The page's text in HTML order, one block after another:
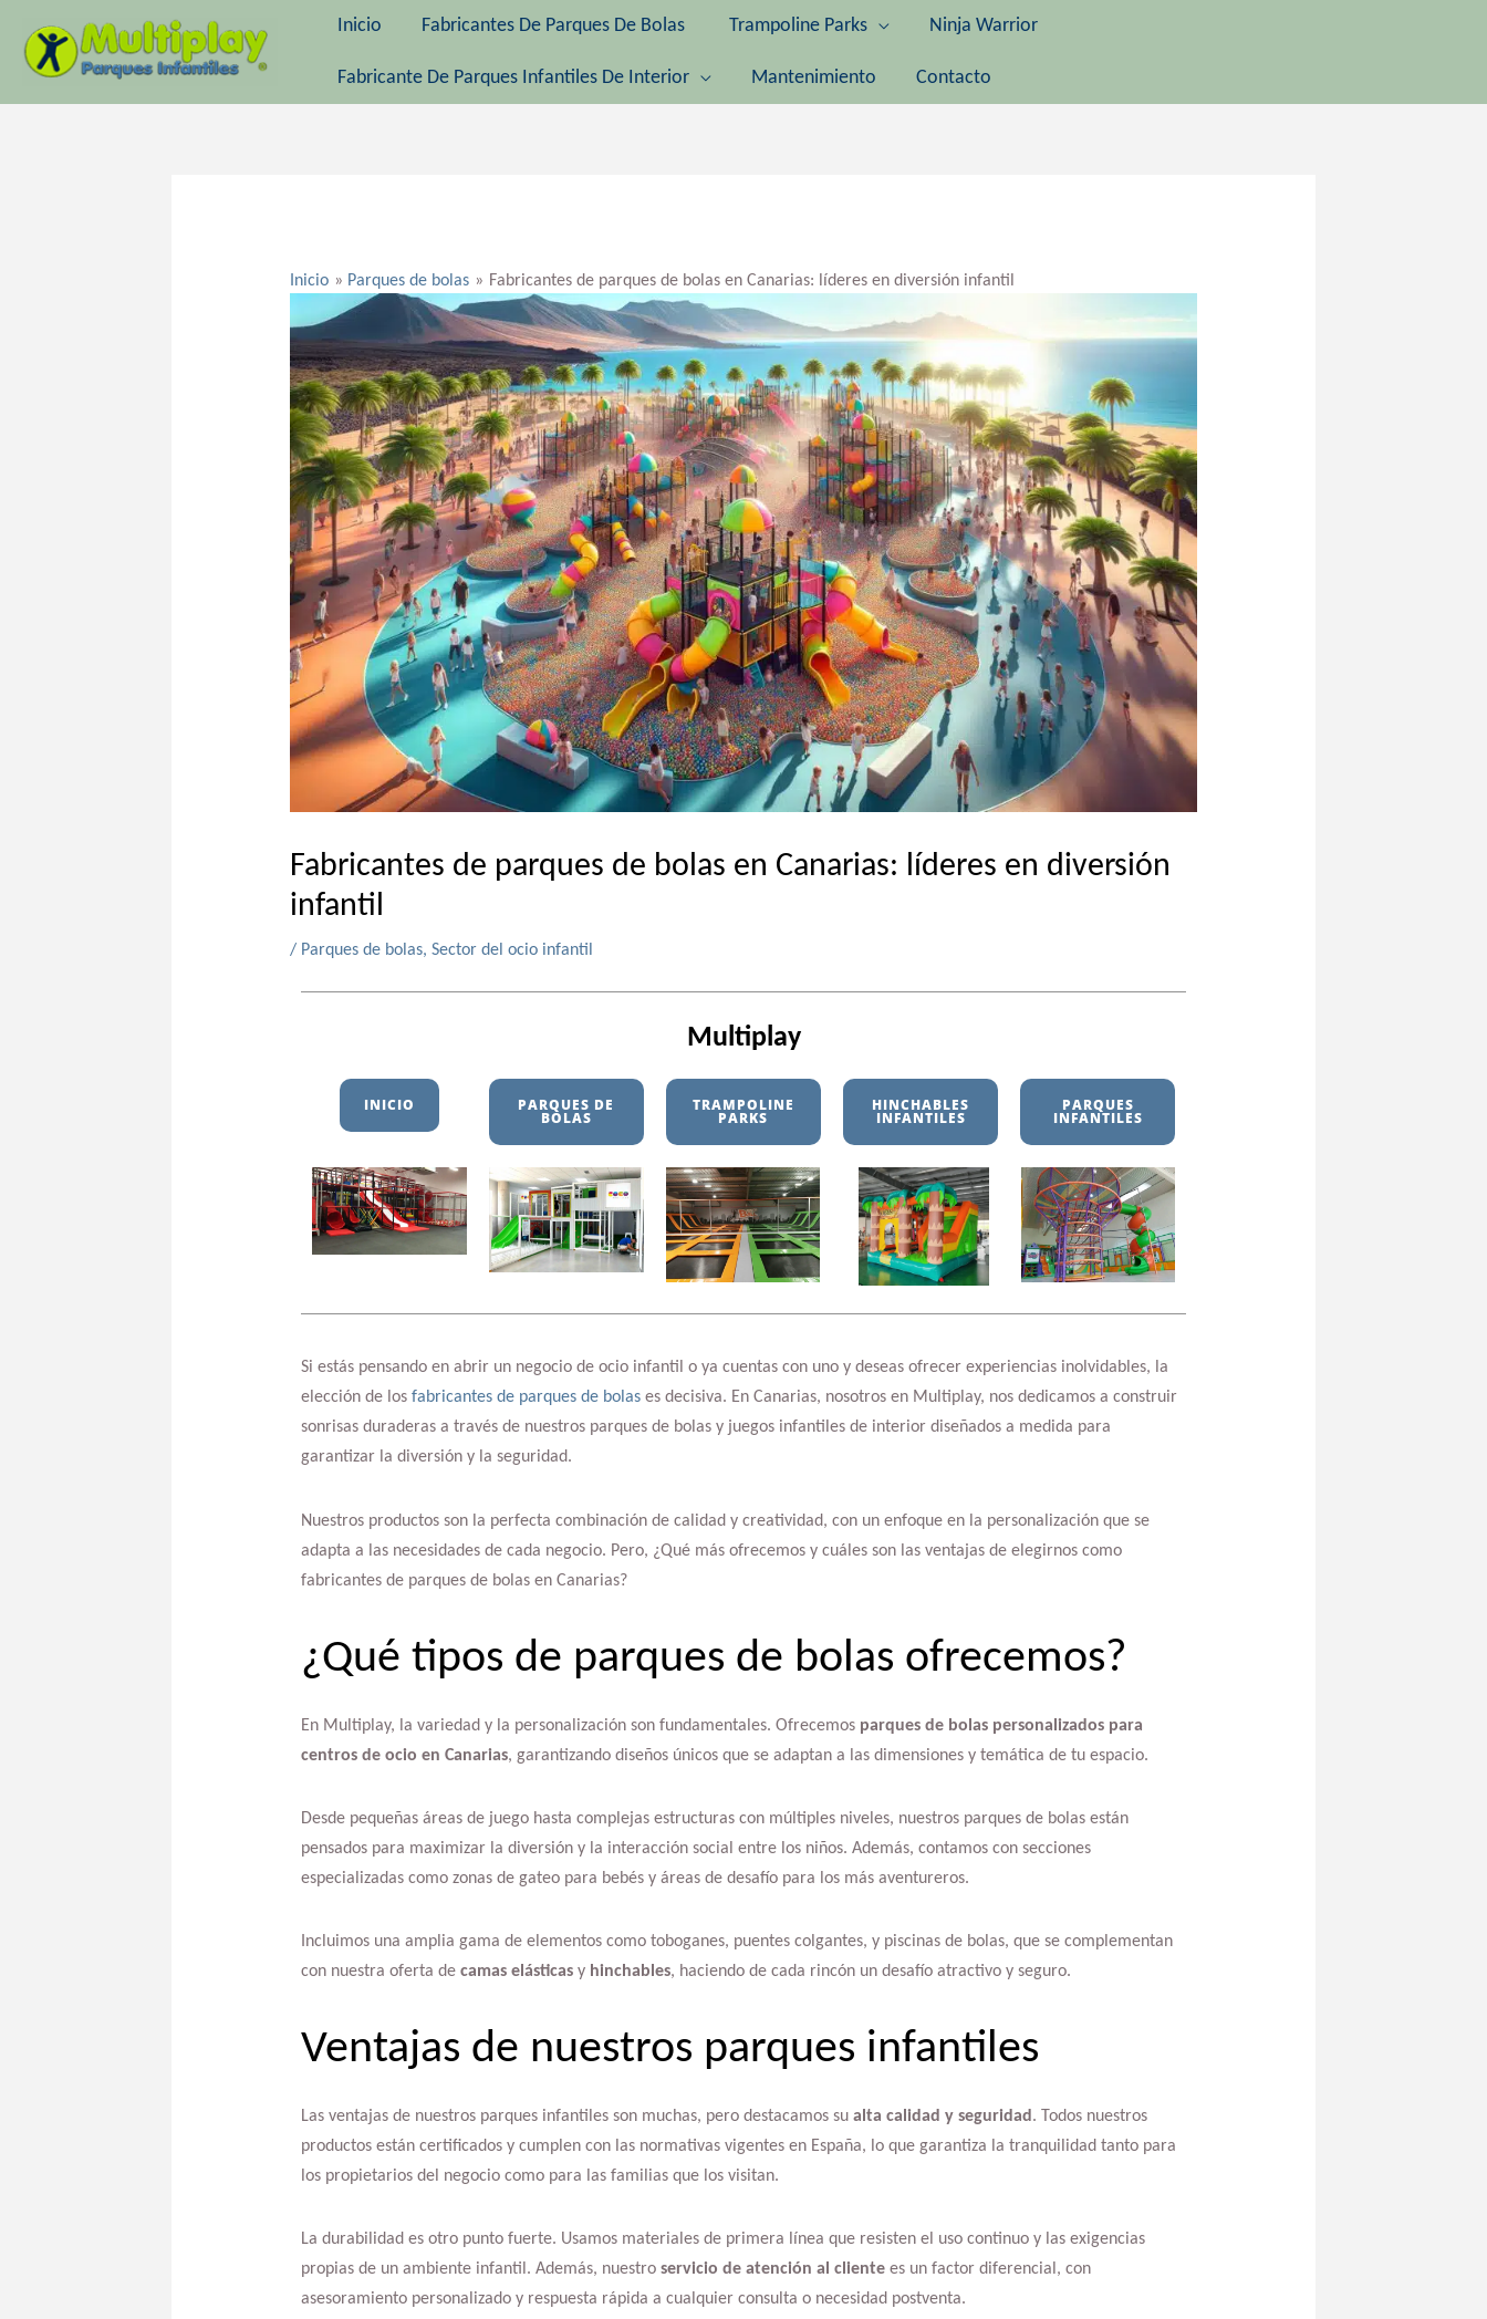
contenido
Inicio Fabricantes De Parques De Bolas Trampoline Parks Ninja Warrior
Fabricante De Parques Infantiles De Interior Mantenimiento Contacto
Inicio Parques de bolas Fabricantes de parques de bolas en Canarias: líderes en diversión infantil
Fabricantes de parques de bolas en Canarias: líderes en diversión
infantil
/ Parques de bolas, Sector del ocio infantil
Multiplay
INICIO PARQUES DE
BOLAS
TRAMPOLINE
PARKS
HINCHABLES
INFANTILES
PARQUES
INFANTILES
Si estás pensando en abrir un negocio de ocio infantil o ya cuentas con uno y deseas ofrecer experiencias inolvidables, la
elección de los fabricantes de parques de bolases decisiva. En Canarias, nosotros en Multiplay, nos dedicamos a construir
sonrisas duraderas a través de nuestros parques de bolas y juegos infantiles de interior diseñados a medida para
garantizar la diversión y la seguridad.
Nuestros productos son la perfecta combinación de calidad y creatividad, con un enfoque en la personalización que se
adapta a las necesidades de cada negocio. Pero, ¿Qué más ofrecemos y cuáles son las ventajas de elegirnos como
fabricantes de parques de bolas en Canarias?
¿Qué tipos de parques de bolas ofrecemos?
En Multiplay, la variedad y la personalización son fundamentales. Ofrecemos parques de bolas personalizados para
centros de ocio en Canarias, garantizando diseños únicos que se adaptan a las dimensiones y temática de tu espacio.
Desde pequeñas áreas de juego hasta complejas estructuras con múltiples niveles, nuestros parques de bolas están
pensados para maximizar la diversión y la interacción social entre los niños. Además, contamos con secciones
especializadas como zonas de gateo para bebés y áreas de desafío para los más aventureros.
Incluimos una amplia gama de elementos como toboganes, puentes colgantes, y piscinas de bolas, que se complementan
con nuestra oferta de camas elásticasy hinchables, haciendo de cada rincón un desafío atractivo y seguro.
Ventajas de nuestros parques infantiles
Las ventajas de nuestros parques infantiles son muchas, pero destacamos su alta calidad y seguridad. Todos nuestros
productos están certificados y cumplen con las normativas vigentes en España, lo que garantiza la tranquilidad tanto para
los propietarios del negocio como para las familias que los visitan.
La durabilidad es otro punto fuerte. Usamos materiales de primera línea que resisten el uso continuo y las exigencias
propias de un ambiente infantil. Además, nuestro servicio de atención al clientees un factor diferencial, con
asesoramiento personalizado y respuesta rápida a cualquier consulta o necesidad postventa.